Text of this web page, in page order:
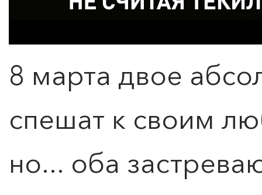
8 марта двое
спешат к своим
но... оба